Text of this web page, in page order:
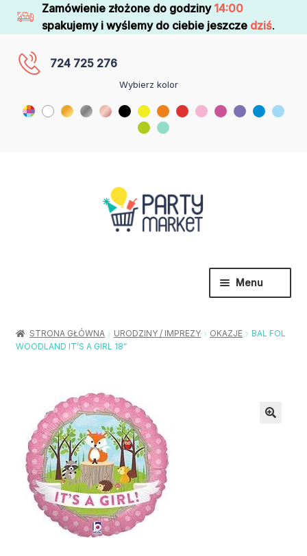
Zamówienie złożone do godziny 14:00
spakujemy i wyślemy do ciebie jeszcze dziś.
724 725 276
Wybierz kolor
Menu
menu
Urodziny / Imprezy
Stroje / Dodatki
Rozwiń
Akcesoria Party
Moje konto
STRONA GŁÓWNA URODZINY / IMPREZY OKAZJE
BAL FOL
WOODLAND IT’S A GIRL 18”